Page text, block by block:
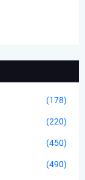
(178)
(220)
(450)
(490)